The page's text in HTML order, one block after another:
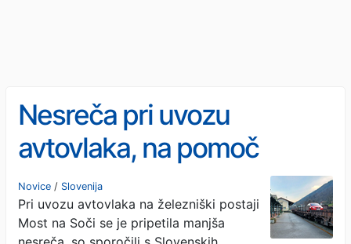
Nesreča pri uvozu
avtovlaka, na pomoč
avtobusi
Novice / Slovenija
Pri uvozu avtovlaka na železniški postaji
Most na Soči se je pripetila manjša